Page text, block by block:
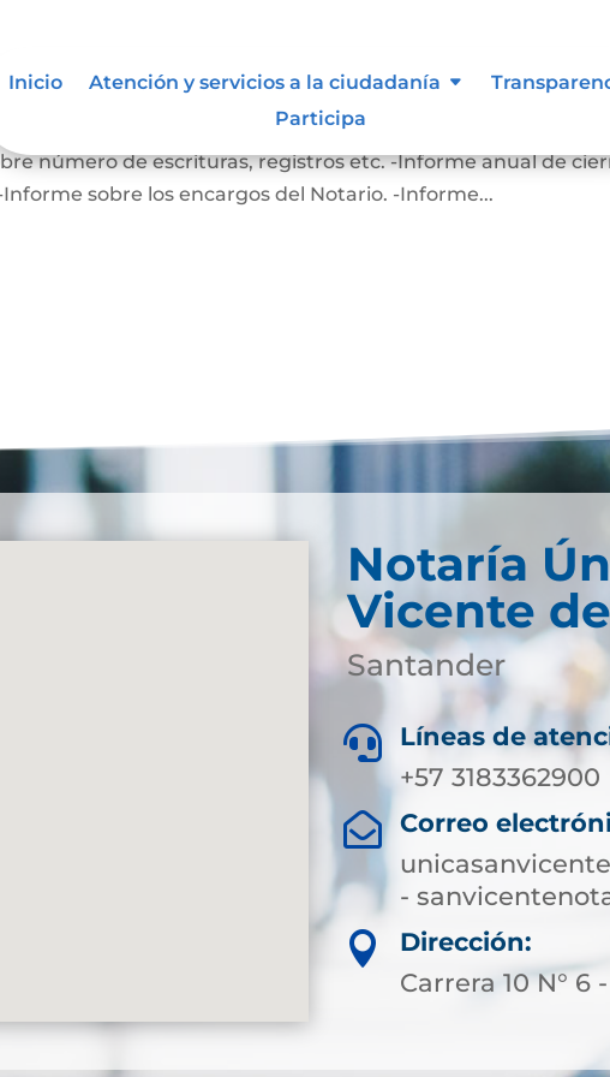
Inicio Atención y servicios a la ciudadanía
Participa
de inspección, vigilancia y
DE NOTARIADO Y REGISTRO. -Informe estadístico
número de escrituras, registros etc. -Informe anual de
sobre los encargos del Notario. -Informe...
Notaría
Vicente
Santander

Líneas de
+57 3183362900

Correo
-

Dirección:
Carrera 10 N° 6